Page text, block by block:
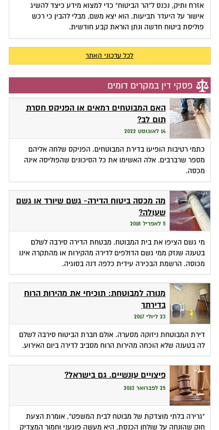
אזרח ותיק, נכנס ל"הר הביטוח" כדי למצוא מידע כיצד להשיג
אישור על היעדר תביעות. הוא יצא משם, מבלי להבין כי רכש
פוליסת ביטוח חדשה ונתן הוראת קבע חודשית.
לכל עדכוני האתר
פסקי דין במקרים דומים
האם המבוטחים רמאים או הפניקס חסרת
תום לב?
14 לאוגוסט 2022
כתמי רטיבות הופיעו בדירת המבוטחים. הפניקס שלחה אליהם
מספר שרברבים. אלה האשימו את כל הסיכונים שהפוליסה אינה
מכסה.
מה מכסה ביטוח הדירה- גשם שיורד או גשם
שעולה?
5 לאפריל 2018
מי גשם הציפו את בית המבוטח. מבטחת הדירה סירבה לשלם
בטענה שנזק ממי גשם הדולפים לדירה מהקירות או מהתקרה אינו
מכוסה. הרשמת הבכירה עידית כלפה דנה בסוגיה.
מנורה למבוטחת: תוכיחי את מהירות הרוח
בדירתך
23 ליולי 2017
דירת המבוטחת ניזוקה מסערה. אולם חברת הביטוח סירבה לשלם
לה בטענה שלא הוכחה מהירות הרוח מסביב לדירה ביום האירוע.
פיצויים עונשיים. גם בישראל?
25 לפברואר 2013
"גרירה בלתי מוצדקת של מבוטח לבית המשפט", אומרת הצעת
חוק שהונחה על שולחן הכנסת, היא מעשה פוגעני וחמור המצדיק